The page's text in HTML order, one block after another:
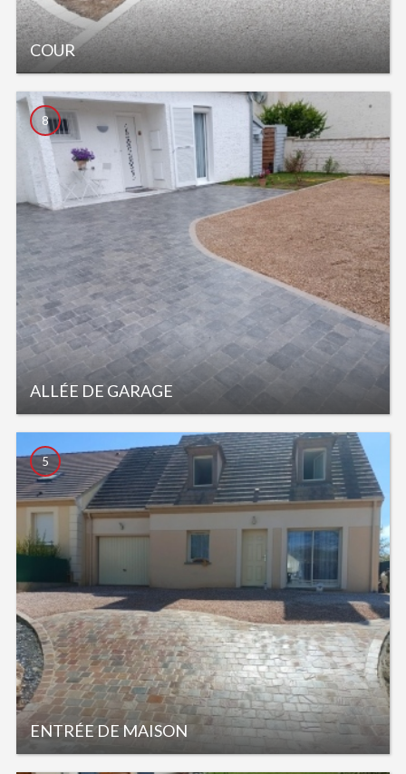
COUR
ALLÉE DE GARAGE
8
ENTRÉE DE MAISON
5